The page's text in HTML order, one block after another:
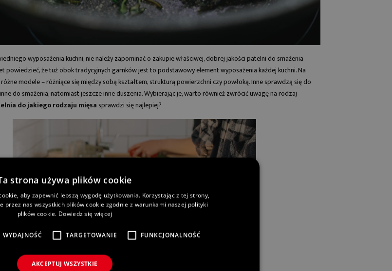
Jak przygotować smażone
ziemniaki, aby były smaczne i
Czytaj więcej
wyposażenia kuchni, nie należy zapominać o zakupie właściwej, dobrej jakości patelni do smażenia
powiedzieć, że tuż obok tradycyjnych garnków jest to podstawowy element wyposażenia każdej kuchni. Na
modele – różniące się między sobą kształtem, strukturą powierzchni czy powłoką. Inne sprawdzą się do
do smażenia, natomiast jeszcze inne duszenia. Wybierając je, warto również zwrócić uwagę na rodzaj
do jakiego rodzaju mięsa sprawdzi się najlepiej?
strona używa plików cookie
aby zapewnić lepszą wygodę użytkowania. Korzystając z tej strony,
przez nas wszystkich plików cookie zgodnie z warunkami naszej polityki
plików cookie. Dowiedz się więcej
WYDAJNOŚĆ TARGETOWANIE FUNKCJONALNOŚĆ
AKCEPTUJ WSZYSTKIE